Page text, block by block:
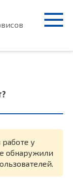
работе у
обнаружили